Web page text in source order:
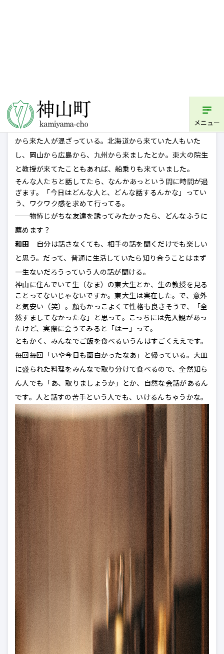
食べれるというか。
──どんな人が集まっています？
和田いろんな人。毎回やっぱり一人か二人は、東京あたり
から来た人が混ざっている。北海道から来ていた人もいた
し、岡山から広島から、九州から来ましたとか。東大の院生
と教授が来てたこともあれば、船乗りも来ていました。
そんな人たちと話してたら、なんかあっという間に時間が過
ぎます。「今日はどんな人と、どんな話するんかな」ってい
う、ワクワク感を求めて行ってる。
──物怖じがちな友達を誘ってみたかったら、どんなふうに
薦めます？
和田 自分は話さなくても、相手の話を聞くだけでも楽しい
と思う。だって、普通に生活していたら知り合うことはまず
一生ないだろうっていう人の話が聞ける。
神山に住んでいて生（なま）の東大生とか、生の教授を見る
ことってないじゃないですか。東大生は実在した。で、意外
と気安い（笑）。顔もかっこよくて性格も良さそうで、「全
然すましてなかったな」と思って。こっちには先入観があっ
たけど、実際に会うてみると「はー」って。
ともかく、みんなでご飯を食べるいうんはすごくええです。
毎回毎回「いや今日も面白かったなあ」と帰っている。大皿
に盛られた料理をみんなで取り分けて食べるので、全然知ら
ん人でも「あ、取りましょうか」とか、自然な会話があるん
です。人と話すの苦手という人でも、いけるんちゃうかな。